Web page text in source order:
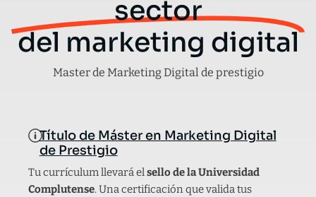
sector
del marketing digital
Master de Marketing Digital de prestigio
Título de Máster en Marketing Digital
de Prestigio
Tu currículum llevará elsello de la Universidad
Complutense. Una certificación que valida tus